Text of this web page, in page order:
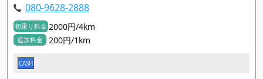
080-9628-2888
初乗り料金 2000円/4km
追加料金 200円/1km
CASH